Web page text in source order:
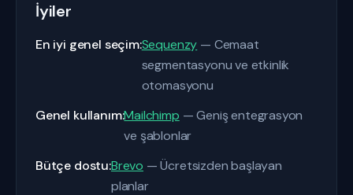
İyiler
En iyi genel seçim:Sequenzy — Cemaat
segmentasyonu ve etkinlik
otomasyonu
Genel kullanım:Mailchimp — Geniş entegrasyon
ve şablonlar
Bütçe dostu:Brevo — Ücretsizden başlayan
planlar